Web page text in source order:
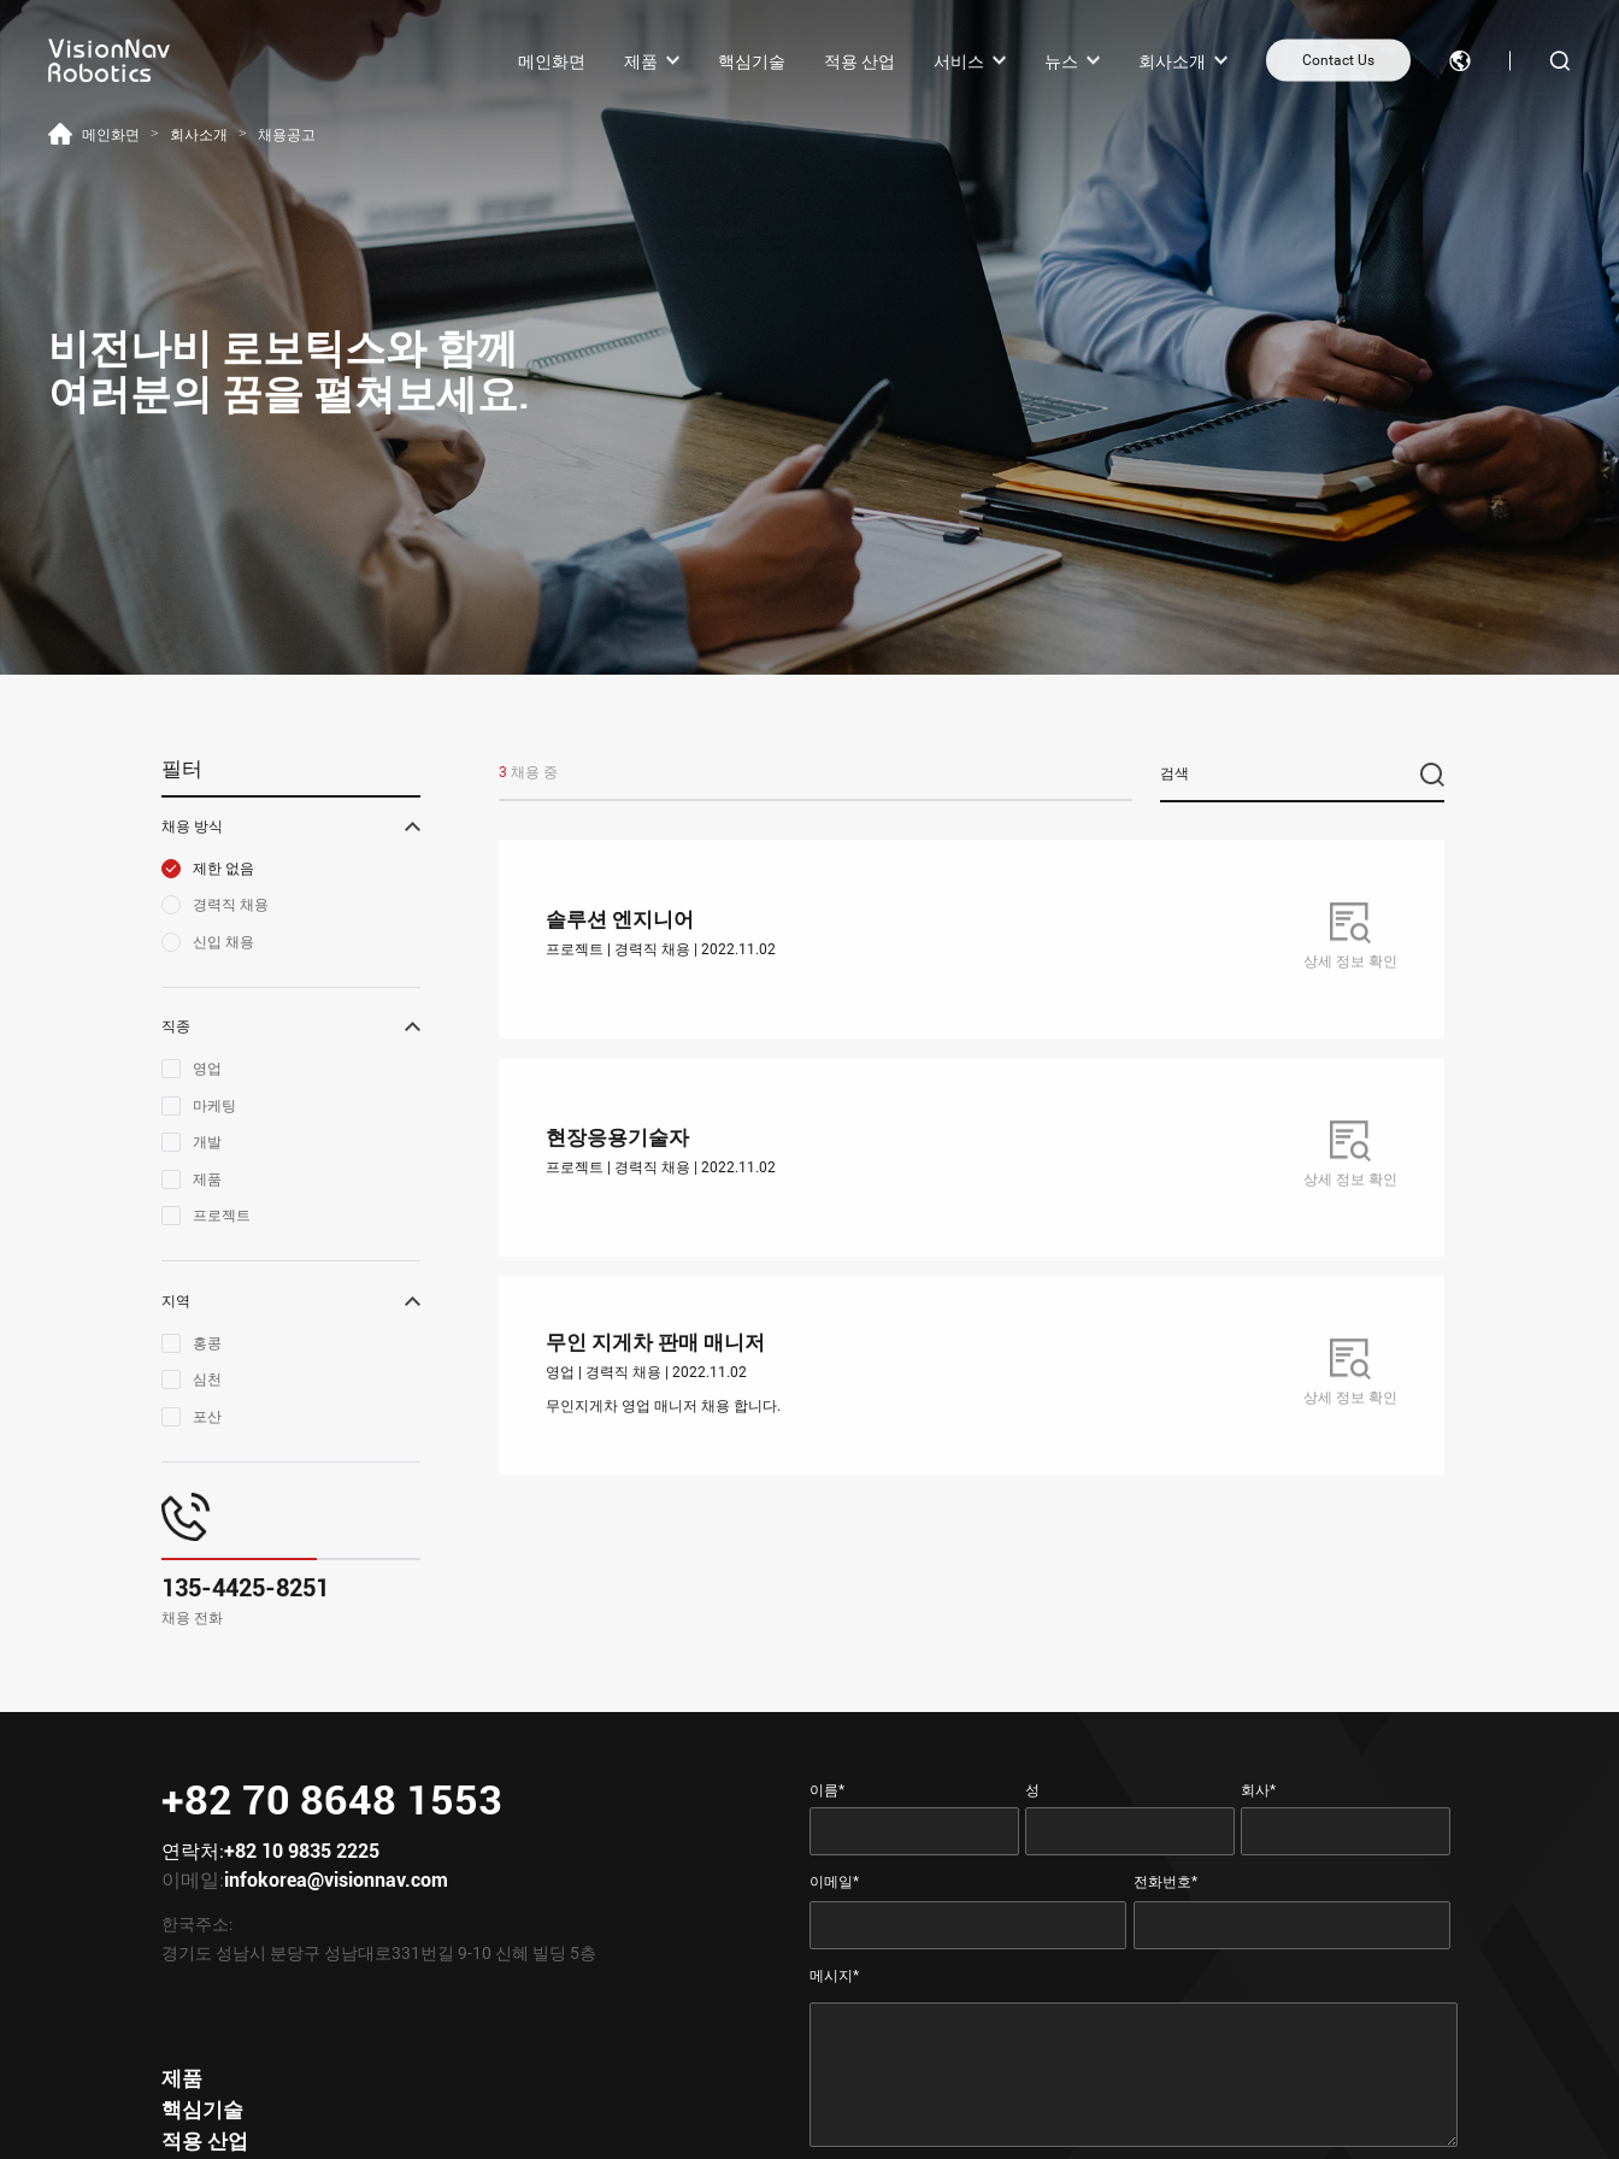
메인화면 제품 핵심기술 적용 산업 서비스 뉴스 회사소개 Contact Us
리치 트럭 AGF
VNR14 VNE20-66
VNE20-66
VNE30-66
VNE35-66
카운터 발란스 스태커 AGF
VNP15(VL)-66
VNP15(VL)-66
VNP20(VL)-66
VNP30(VL)-66
VNSL14
VNSL14
VNST20
VNST20-SINGLE
화물 견인 작업
화물 견인 작업
AMR (자율주행로봇)
RCS 시스템
RCS 시스템
제품 추천 받기
제품 비교
Contact Us
메인화면 > 회사소개 > 채용공고
비전나비 로보틱스와 함께
여러분의 꿈을 펼쳐보세요.
필터
채용 방식
제한 없음
경력직 채용
신입 채용
직종
영업
마케팅
개발
제품
프로젝트
지역
홍콩
심천
포산
135-4425-8251
채용 전화
3 채용 중
솔루션 엔지니어
프로젝트 | 경력직 채용 | 2022.11.02
상세 정보 확인
현장응용기술자
프로젝트 | 경력직 채용 | 2022.11.02
상세 정보 확인
무인 지게차 판매 매니저
영업 | 경력직 채용 | 2022.11.02
무인지게차 영업 매니저 채용 합니다.
상세 정보 확인
+82 70 8648 1553
연락처:+82 10 9835 2225
이메일:infokorea@visionnav.com
한국주소:
경기도 성남시 분당구 성남대로331번길 9-10 신혜 빌딩 5층
제품
핵심기술
적용 산업
이름* 성 회사*
이메일* 전화번호*
메시지*